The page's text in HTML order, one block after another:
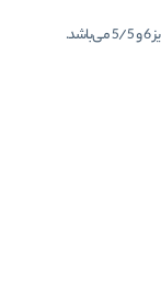
/5 می‌باشد .